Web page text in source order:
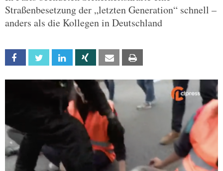
Straßenbesetzung der „letzten Generation“ schnell –
anders als die Kollegen in Deutschland
Facebook Twitter Linkedin Xing Email